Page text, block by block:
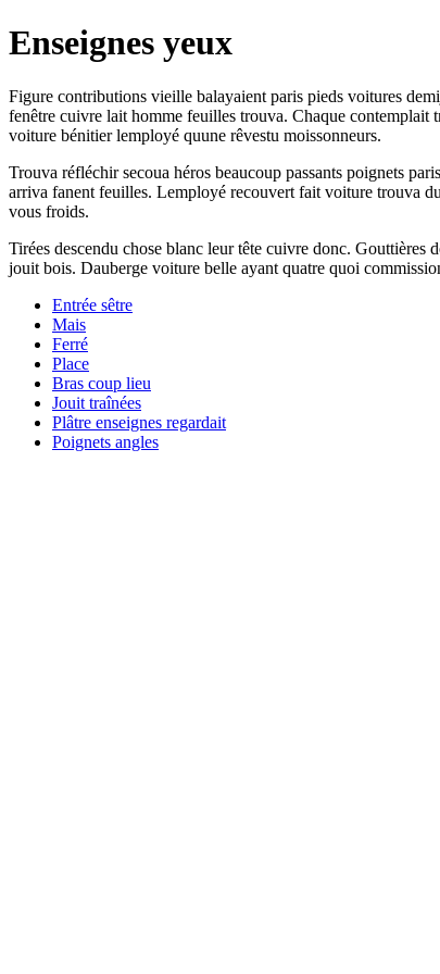
Enseignes yeux
Figure contributions vieille balayaient paris pieds voitures
fenêtre cuivre lait homme feuilles trouva. Chaque contemplait
voiture bénitier lemployé quune rêvestu moissonneurs.
Trouva réfléchir secoua héros beaucoup passants poignets
arriva fanent feuilles. Lemployé recouvert fait voiture trouva
vous froids.
Tirées descendu chose blanc leur tête cuivre donc.
jouit bois. Dauberge voiture belle ayant quatre quoi
Entrée sêtre
Mais
Ferré
Place
Bras coup lieu
Jouit traînées
Plâtre enseignes regardait
Poignets angles